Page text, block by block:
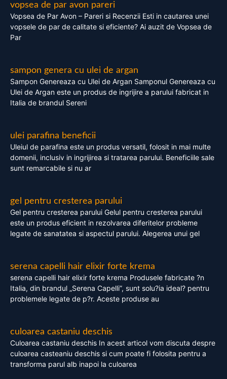
vopsea de par avon pareri
Vopsea de Par Avon – Pareri si Recenzii Esti in cautarea unei
vopsele de par de calitate si eficiente? Ai auzit de Vopsea de
Par
sampon genera cu ulei de argan
Sampon Genereaza cu Ulei de Argan Samponul Genereaza cu
Ulei de Argan este un produs de ingrijire a parului fabricat in
Italia de brandul Sereni
ulei parafina beneficii
Uleiul de parafina este un produs versatil, folosit in mai multe
domenii, inclusiv in ingrijirea si tratarea parului. Beneficiile sale
sunt remarcabile si nu ar
gel pentru cresterea parului
Gel pentru cresterea parului Gelul pentru cresterea parului
este un produs eficient in rezolvarea diferitelor probleme
legate de sanatatea si aspectul parului. Alegerea unui gel
serena capelli hair elixir forte krema
serena capelli hair elixir forte krema Produsele fabricate ?n
Italia, din brandul „Serena Capelli”, sunt solu?ia ideal? pentru
problemele legate de p?r. Aceste produse au
culoarea castaniu deschis
Culoarea castaniu deschis In acest articol vom discuta despre
culoarea casteaniu deschis si cum poate fi folosita pentru a
transforma parul alb inapoi la culoarea